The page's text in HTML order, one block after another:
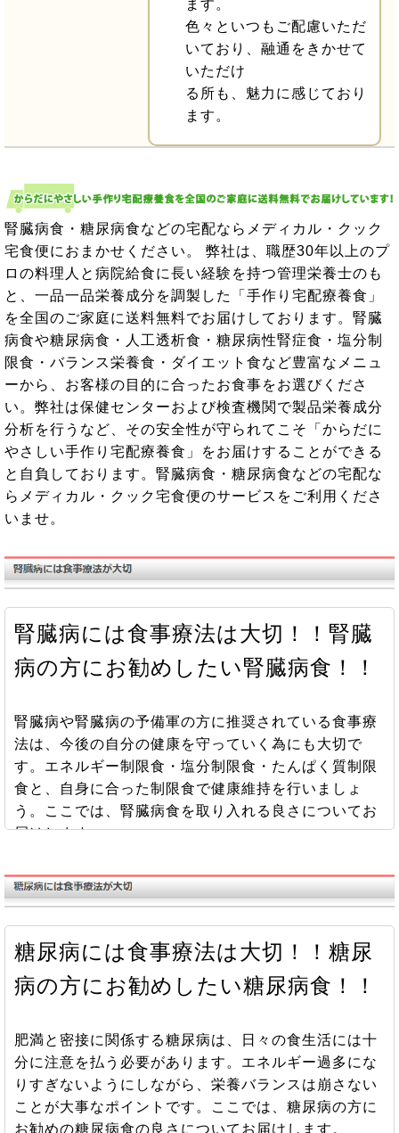
ます。
色々といつもご配慮いただ
いており、融通をきかせて
いただけ
る所も、魅力に感じており
ます。
腎臓病食・糖尿病食などの宅配ならメディカル・クック
宅食便におまかせください。 弊社は、職歴30年以上のプ
ロの料理人と病院給食に長い経験を持つ管理栄養士のも
と、一品一品栄養成分を調製した「手作り宅配療養食」
を全国のご家庭に送料無料でお届けしております。腎臓
病食や糖尿病食・人工透析食・糖尿病性腎症食・塩分制
限食・バランス栄養食・ダイエット食など豊富なメニュ
ーから、お客様の目的に合ったお食事をお選びくださ
い。弊社は保健センターおよび検査機関で製品栄養成分
分析を行うなど、その安全性が守られてこそ「からだに
やさしい手作り宅配療養食」をお届けすることができる
と自負しております。腎臓病食・糖尿病食などの宅配な
らメディカル・クック宅食便のサービスをご利用くださ
いませ。
腎臓病には食事療法は大切！！腎臓
病の方にお勧めしたい腎臓病食！！
腎臓病や腎臓病の予備軍の方に推奨されている食事療
法は、今後の自分の健康を守っていく為にも大切で
す。エネルギー制限食・塩分制限食・たんぱく質制限
食と、自身に合った制限食で健康維持を行いましょ
う。ここでは、腎臓病食を取り入れる良さについてお
届けします。
腎臓とは？
腎臓の病気
腎臓病と一言で言っても、原因や症状と言うのは様々
です。腎臓病の治療には、主に安静、保温、薬物療
抑える為には、食事療法は有効的です。例えば、慢性
腎炎や慢性腎不全の状態になった場合、しっかり食事
療法を行っていると、健康な人と同様に生活を送るこ
とができます。このように、食事療法と言うのは腎臓
病には欠かせない取り組みなのです。
糖尿病には食事療法は大切！！糖尿
病の方にお勧めしたい糖尿病食！！
肥満と密接に関係する糖尿病は、日々の食生活には十
分に注意を払う必要があります。エネルギー過多にな
りすぎないようにしながら、栄養バランスは崩さない
ことが大事なポイントです。ここでは、糖尿病の方に
お勧めの糖尿病食の良さについてお届けします。